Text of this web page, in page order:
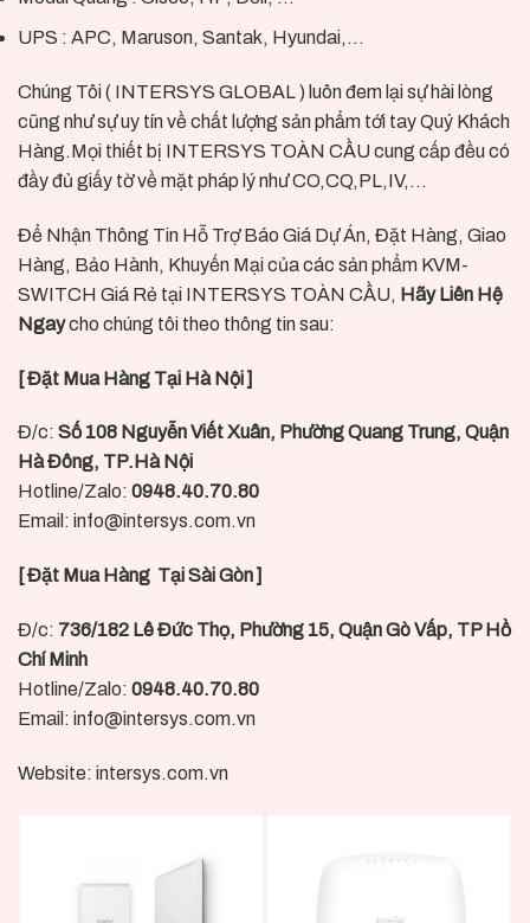
UPS : APC, Maruson, Santak, Hyundai,…
Chúng Tôi ( INTERSYS GLOBAL ) luôn đem lại sự hài lòng
cũng như sự uy tín về chất lượng sản phẩm tới tay Quý Khách
Hàng.Mọi thiết bị INTERSYS TOÀN CẦU cung cấp đều có
đầy đủ giấy tờ về mặt pháp lý như CO,CQ,PL,IV,…
Để Nhận Thông Tin Hỗ Trợ Báo Giá Dự Án, Đặt Hàng, Giao
Hàng, Bảo Hành, Khuyến Mại của các sản phẩm KVM-
SWITCH Giá Rẻ tại INTERSYS TOÀN CẦU, Hãy Liên Hệ
Ngaycho chúng tôi theo thông tin sau:
[ Đặt Mua Hàng Tại Hà Nội ]
Đ/c: Số 108 Nguyễn Viết Xuân, Phường Quang Trung, Quận
Hà Đông, TP.Hà Nội
Hotline/Zalo: 0948.40.70.80
Email: info@intersys.com.vn
[ Đặt Mua Hàng Tại Sài Gòn ]
Đ/c: 736/182 Lê Đức Thọ, Phường 15, Quận Gò Vấp, TP Hồ
Chí Minh
Hotline/Zalo: 0948.40.70.80
Email: info@intersys.com.vn
Website: intersys.com.vn